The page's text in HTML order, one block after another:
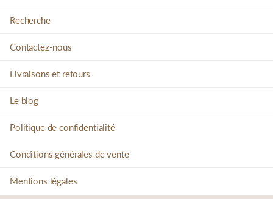
Recherche
Contactez-nous
Livraisons et retours
Le blog
Politique de confidentialité
Conditions générales de vente
Mentions légales